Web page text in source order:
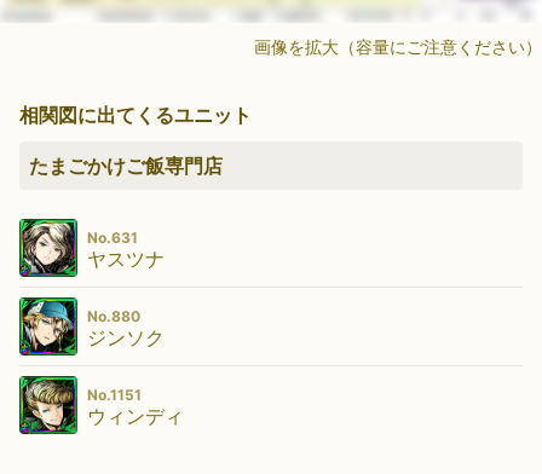
画像を拡大（容量にご注意ください）
相関図に出てくるユニット
たまごかけご飯専門店
No.631
ヤスツナ
No.880
ジンソク
No.1151
ウィンディ